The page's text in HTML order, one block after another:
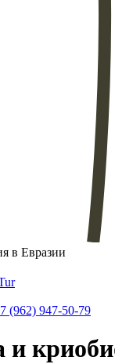
в Евразии
(962) 947-50-79
и